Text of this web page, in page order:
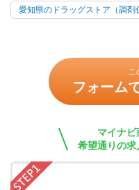
愛知県のドラッグストア（調剤
こ
フォーム
マイナビ
希望通りの求